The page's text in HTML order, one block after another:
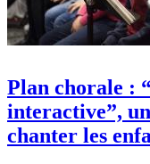
Plan chorale :
interactive”,
chanter les